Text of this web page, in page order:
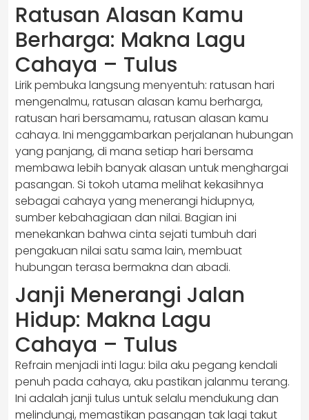
Ratusan Alasan Kamu
Berharga: Makna Lagu
Cahaya – Tulus
Lirik pembuka langsung menyentuh: ratusan hari
mengenalmu, ratusan alasan kamu berharga,
ratusan hari bersamamu, ratusan alasan kamu
cahaya. Ini menggambarkan perjalanan hubungan
yang panjang, di mana setiap hari bersama
membawa lebih banyak alasan untuk menghargai
pasangan. Si tokoh utama melihat kekasihnya
sebagai cahaya yang menerangi hidupnya,
sumber kebahagiaan dan nilai. Bagian ini
menekankan bahwa cinta sejati tumbuh dari
pengakuan nilai satu sama lain, membuat
hubungan terasa bermakna dan abadi.
Janji Menerangi Jalan
Hidup: Makna Lagu
Cahaya – Tulus
Refrain menjadi inti lagu: bila aku pegang kendali
penuh pada cahaya, aku pastikan jalanmu terang.
Ini adalah janji tulus untuk selalu mendukung dan
melindungi, memastikan pasangan tak lagi takut